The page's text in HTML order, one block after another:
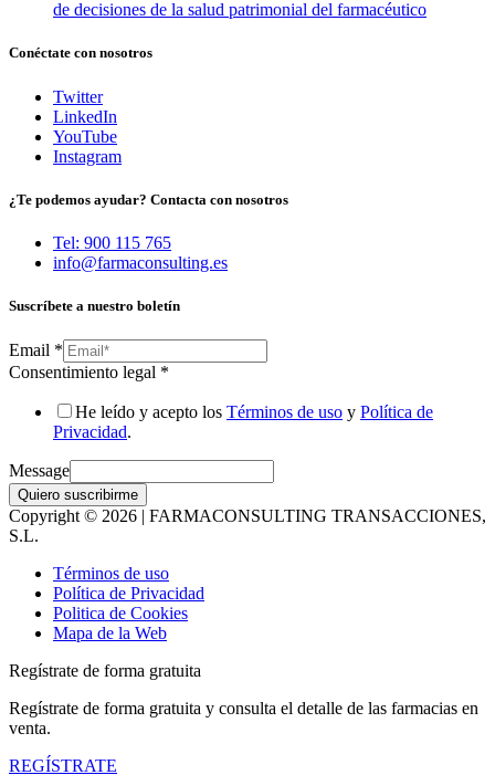
de decisiones de la salud patrimonial del farmacéutico
Conéctate con nosotros
Twitter
LinkedIn
YouTube
Instagram
¿Te podemos ayudar? Contacta con nosotros
Tel: 900 115 765
info@farmaconsulting.es
Suscríbete a nuestro boletín
Email *
Consentimiento legal *
He leído y acepto los Términos de uso y Política de
Privacidad.
Message
Quiero suscribirme
Copyright © 2026 | FARMACONSULTING TRANSACCIONES,
S.L.
Términos de uso
Política de Privacidad
Politica de Cookies
Mapa de la Web
Regístrate de forma gratuita
Regístrate de forma gratuita y consulta el detalle de las farmacias en
venta.
REGÍSTRATE